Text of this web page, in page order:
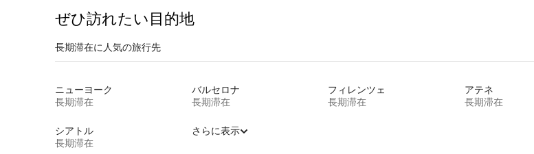
ぜひ訪⁠れ⁠た⁠い目⁠的⁠地
長期滞在に人気の旅行先
ニューヨーク
長期滞在
バルセロナ
長期滞在
フィレンツェ
長期滞在
アテネ
長期滞在
シアトル
長期滞在
さらに表示